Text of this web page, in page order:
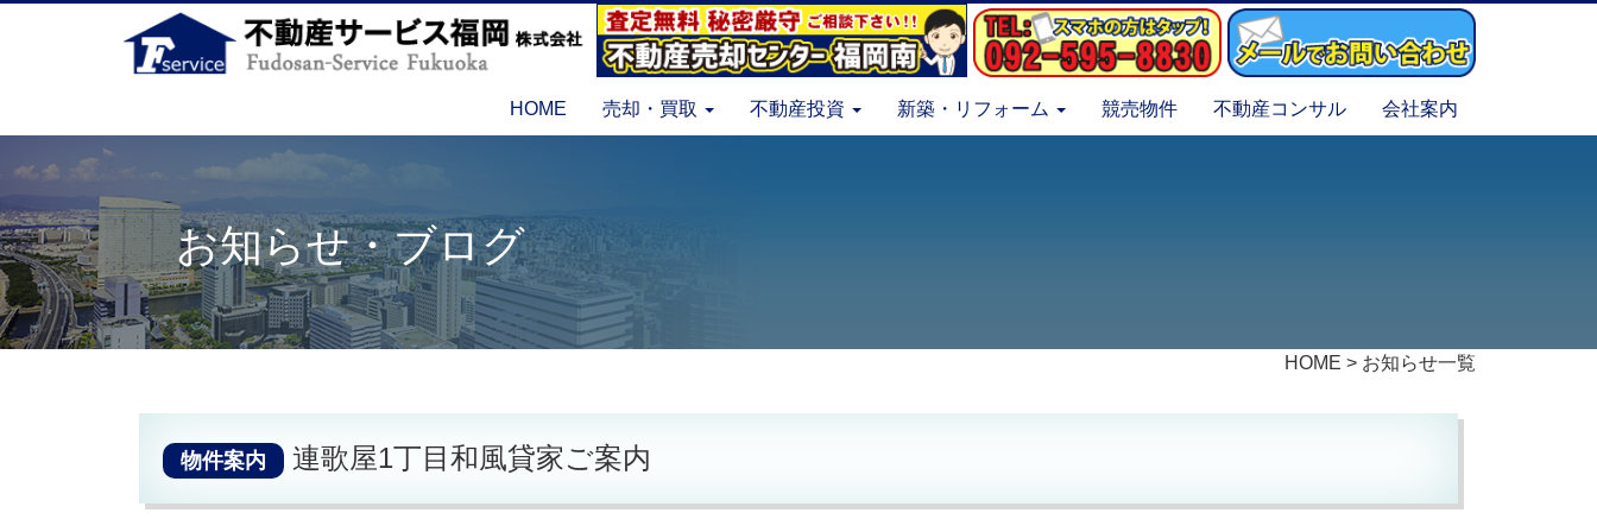
HOME 売却・買取 不動産投資 新築・リフォーム 競売物件 不動産コンサル 会社案内
お知らせ・ブログ
HOME > お知らせ一覧
物件案内 連歌屋1丁目和風貸家ご案内